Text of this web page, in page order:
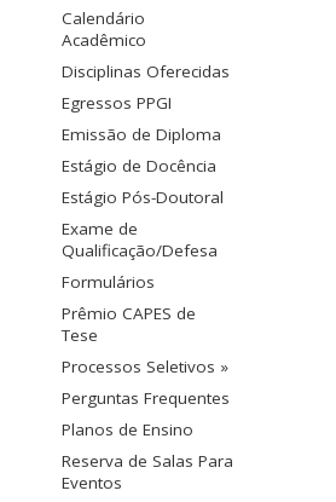
Calendário
Acadêmico
Disciplinas Oferecidas
Egressos PPGI
Emissão de Diploma
Estágio de Docência
Estágio Pós-Doutoral
Exame de
Qualificação/Defesa
Formulários
Prêmio CAPES de
Tese
Processos Seletivos »
Perguntas Frequentes
Planos de Ensino
Reserva de Salas Para
Eventos